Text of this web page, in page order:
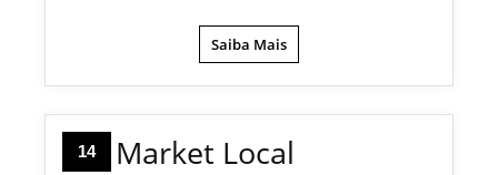
Saiba Mais
14 Market Local